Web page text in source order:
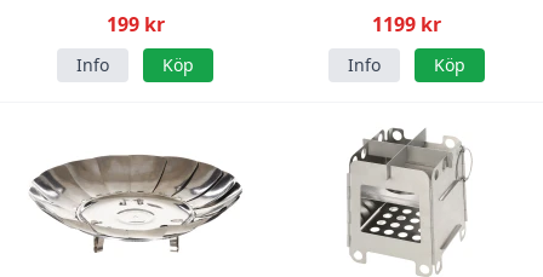
199 kr
Info Köp
1199 kr
Info Köp